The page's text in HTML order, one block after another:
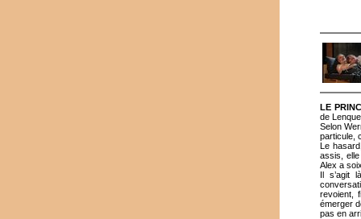
LE
de
Selon
particule,
Le
assis,
Alex a
Il s’agit
revoient,
émerger
pas en